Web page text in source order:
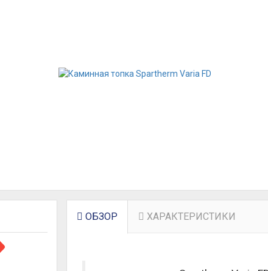
ОБЗОР ХАРАКТЕРИСТИКИ